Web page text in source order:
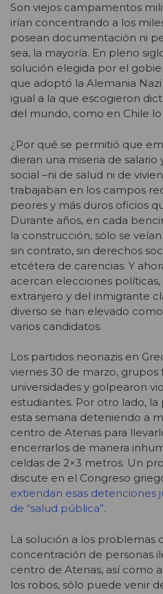
Son viejos campamentos
irían concentrando a los
posean documentación ni
sea, la mayoría. En pleno
solución elegida por el
que adoptó la Alemania
igual a la que escogieron
del mundo, como en Chile
¿Por qué se permitió que
dieran una miseria de
social –ni de salud ni de
trabajaban en los campos
peores y más duros oficios
Durante años, en cada
la construcción, sólo se
sin contrato, sin derechos
etcétera de carencias. Y
acercan elecciones
extranjero y del inmigrante
diverso se han elevado
varios candidatos.
Los partidos neonazis en
viernes 30 de marzo, grupos
universidades y golpearon
estudiantes. Por otro lado,
esta semana deteniendo a
centro de Atenas para
encerrarlos de manera
celdas de 2×3 metros. Un
discute en el Congreso
extiendan esas detenciones
de “salud pública”.
La solución a los problemas
concentración de personas
centro de Atenas, así como
los robos, sólo puede venir